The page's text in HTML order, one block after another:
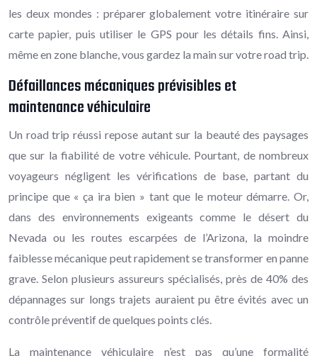
les deux mondes : préparer globalement votre itinéraire sur
carte papier, puis utiliser le GPS pour les détails fins. Ainsi,
même en zone blanche, vous gardez la main sur votre road trip.
Défaillances mécaniques prévisibles et
maintenance véhiculaire
Un road trip réussi repose autant sur la beauté des paysages
que sur la fiabilité de votre véhicule. Pourtant, de nombreux
voyageurs négligent les vérifications de base, partant du
principe que « ça ira bien » tant que le moteur démarre. Or,
dans des environnements exigeants comme le désert du
Nevada ou les routes escarpées de l’Arizona, la moindre
faiblesse mécanique peut rapidement se transformer en panne
grave. Selon plusieurs assureurs spécialisés, près de 40% des
dépannages sur longs trajets auraient pu être évités avec un
contrôle préventif de quelques points clés.
La maintenance véhiculaire n’est pas qu’une formalité